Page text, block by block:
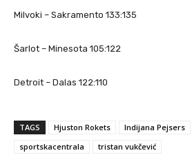
Milvoki – Sakramento 133:135
Šarlot – Minesota 105:122
Detroit – Dalas 122:110
TAGS Hjuston Rokets Indijana Pejsers
sportskacentrala
tristan vukčević